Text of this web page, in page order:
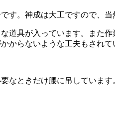
す。神成は大工ですので、
道具が入っています。また
からないような工夫もされて
なときだけ腰に吊しています